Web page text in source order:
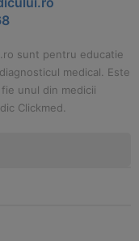
sunt pentru educatie
medical. Este
unul din medicii
Clickmed.